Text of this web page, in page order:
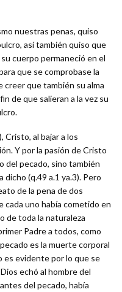
nuestras penas, quiso
así también quiso que
cuerpo permaneció en el
que se comprobase la
creer que también su alma
de que salieran a la vez su
Cristo, al bajar a los
Y por la pasión de Cristo
del pecado, sino también
dicho (q.49 a.1 ya.3). Pero
de la pena de dos
cada uno había cometido en
de toda la naturaleza
Padre a todos, como
es la muerte corporal
es evidente por lo que se
echó al hombre del
del pecado, había